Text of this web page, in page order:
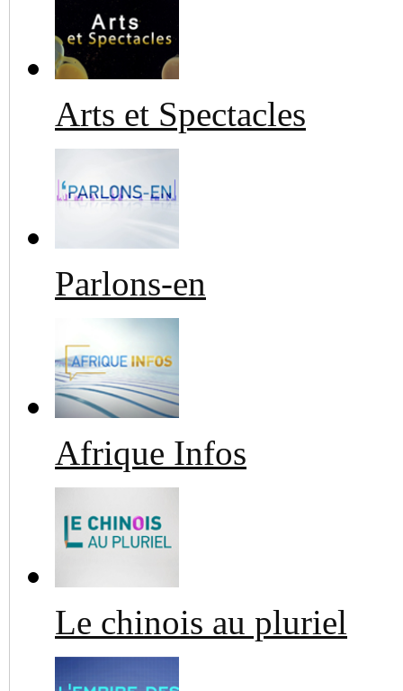
Arts et Spectacles
Parlons-en
Afrique Infos
Le chinois au pluriel